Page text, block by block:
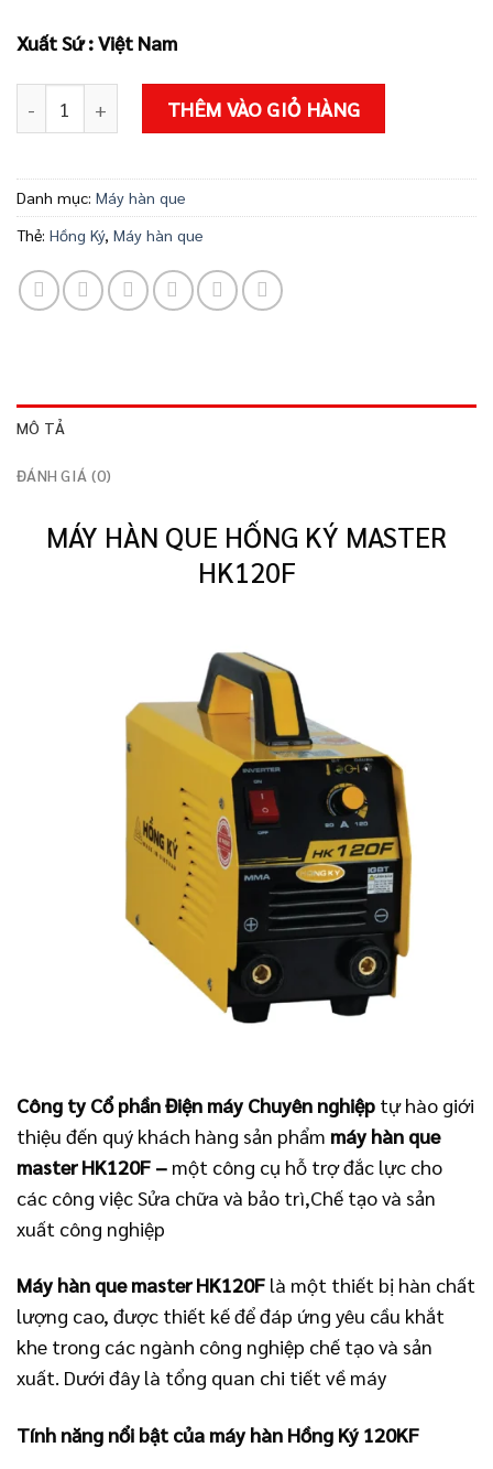
Xuất Sứ : Việt Nam
Máy hàn que Hồng Ký Master HK120F số lượng
THÊM VÀO GIỎ HÀNG
Danh mục: Máy hàn que
Thẻ: Hồng Ký, Máy hàn que
MÔ TẢ
ĐÁNH GIÁ (0)
MÁY HÀN QUE HỐNG KÝ MASTER
HK120F
Công ty Cổ phần Điện máy Chuyên nghiệp tự hào giới
thiệu đến quý khách hàng sản phẩm máy hàn que
master HK120F – một công cụ hỗ trợ đắc lực cho
các công việc Sửa chữa và bảo trì,Chế tạo và sản
xuất công nghiệp
Máy hàn que master HK120F là một thiết bị hàn chất
lượng cao, được thiết kế để đáp ứng yêu cầu khắt
khe trong các ngành công nghiệp chế tạo và sản
xuất. Dưới đây là tổng quan chi tiết về máy
Tính năng nổi bật của máy hàn Hồng Ký 120KF